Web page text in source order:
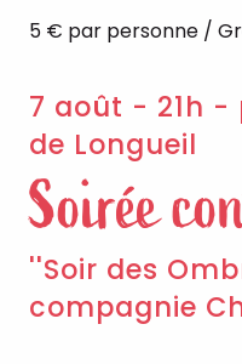
5 € par personne /
7 août - 21h -
de Longueil
Soirée
''Soir des
compagnie